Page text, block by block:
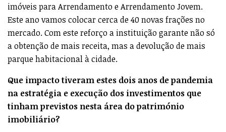
imóveis para Arrendamento e Arrendamento Jovem.
Este ano vamos colocar cerca de 40 novas frações no
mercado. Com este reforço a instituição garante não só
a obtenção de mais receita, mas a devolução de mais
parque habitacional à cidade.
Que impacto tiveram estes dois anos de pandemia
na estratégia e execução dos investimentos que
tinham previstos nesta área do património
imobiliário?